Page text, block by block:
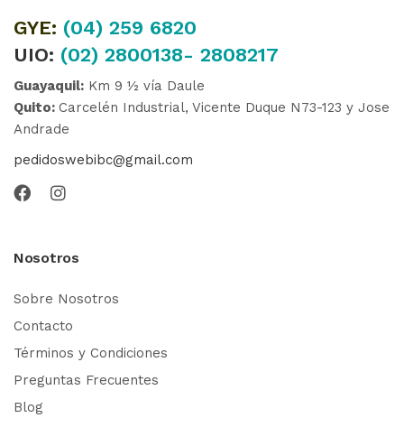
GYE: (04) 259 6820
UIO: (02) 2800138- 2808217
Guayaquil: Km 9 ½ vía Daule
Quito: Carcelén Industrial, Vicente Duque N73-123 y Jose
Andrade
pedidoswebibc@gmail.com
Nosotros
Sobre Nosotros
Contacto
Términos y Condiciones
Preguntas Frecuentes
Blog